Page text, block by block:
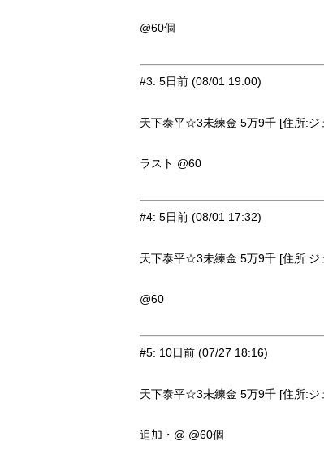
@60個
#3: 5日前 (08/01 19:00)
天下泰平☆3未練金 5万9千 [住所:ジ
ラスト @60
#4: 5日前 (08/01 17:32)
天下泰平☆3未練金 5万9千 [住所:ジ
@60
#5: 10日前 (07/27 18:16)
天下泰平☆3未練金 5万9千 [住所:ジ
追加・@ @60個